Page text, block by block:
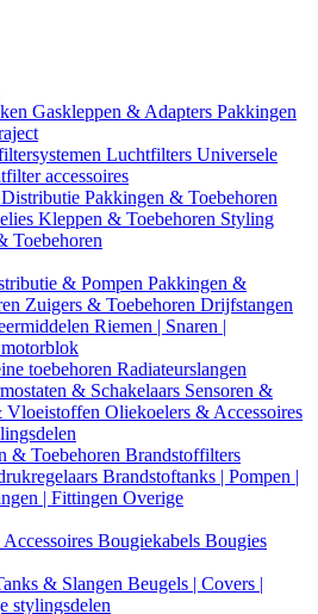
Gaskleppen & Adapters Pakkingen
Luchtfilters Universele
accessoires
Distributie Pakkingen & Toebehoren
Kleppen & Toebehoren Styling
Toebehoren
& Pompen Pakkingen &
Zuigers & Toebehoren Drijfstangen
Riemen | Snaren |
toebehoren Radiateurslangen
& Schakelaars Sensoren &
Vloeistoffen Oliekoelers & Accessoires
& Toebehoren Brandstoffilters
Brandstoftanks | Pompen |
| Fittingen Overige
Bougiekabels Bougies
& Slangen Beugels | Covers |
stylingsdelen